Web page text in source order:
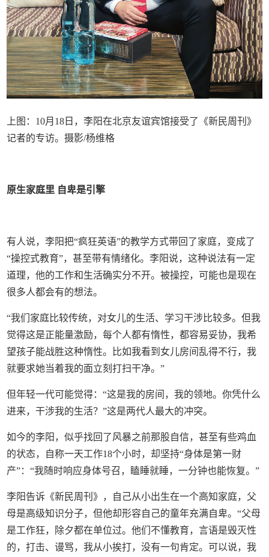
上图：10月18日，李阳在北京友谊宾馆接受了《新民周刊》
记者的专访。摄影/杨维格
原生家庭里 自卑是引擎
有人说，李阳把“疯狂英语”的教学方式带回了家庭，变成了
“操控式教育”，甚至带有情绪化。李阳说，这种说法有一定
道理，他的工作和生活确实分不开。被操控，可能也是现在
很多人都会有的想法。
“我们家庭比较传统，对女儿的生活、学习干涉比较多。但我
觉得这是正能量激励，每个人都有惰性，都容易妥协，我希
望孩子能战胜这种惰性。比如我看到女儿房间乱得不行，我
就要求她当着我的面立刻打扫干净。”
但年轻一代可能觉得：“这是我的房间，我的领地。你凭什么
进来，干涉我的生活？”这是两代人最大的冲突。
如今的李阳，似乎找回了风暴之前那股自信，甚至有些鸡血
的状态，自称一天工作18个小时，却坚持“身体是第一财
产”：“我随时响应身体号召，瞌睡就睡，一分钟也能恢复。”
李阳告诉《新民周刊》，自己从小出生在一个高知家庭，父
母是高级知识分子，但他却形容自己的童年充满自卑。“父母
是工作狂，除夕都在单位过。他们不懂教育，言语是毁灭性
的，打击、谩骂，我从小挨打，没有一句肯定。可以说，我